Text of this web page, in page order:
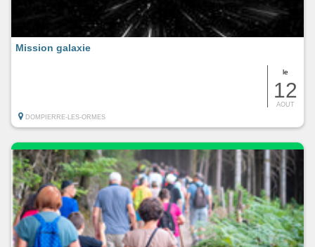
le
12
AOUT
Mission galaxie
DOMPIERRE-LES-ORMES